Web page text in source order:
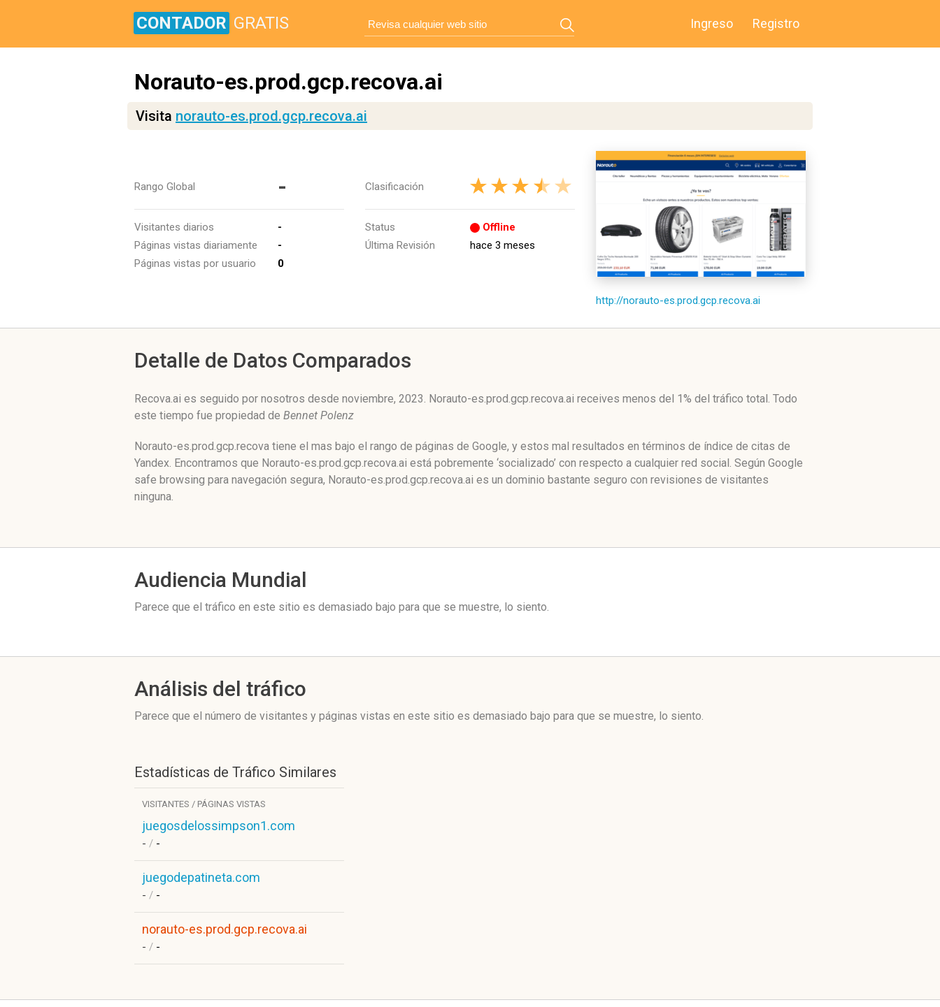
CONTADOR GRATIS Ingreso Registro
Norauto-es.prod.gcp.recova.ai
Visita norauto-es.prod.gcp.recova.ai
Rango Global -
Visitantes diarios
-
Páginas vistas diariamente
-
Páginas vistas por usuario
0
Clasificación
Status
Offline
Última Revisión
hace 3 meses
http://norauto-es.prod.gcp.recova.ai
Detalle de Datos Comparados
Recova.ai es seguido por nosotros desde noviembre, 2023. Norauto-es.prod.gcp.recova.ai receives menos del 1% del tráfico total. Todo
este tiempo fue propiedad de Bennet Polenz
Norauto-es.prod.gcp.recova tiene el mas bajo el rango de páginas de Google, y estos mal resultados en términos de índice de citas de
Yandex. Encontramos que Norauto-es.prod.gcp.recova.ai está pobremente ‘socializado’ con respecto a cualquier red social. Según Google
safe browsing para navegación segura, Norauto-es.prod.gcp.recova.ai es un dominio bastante seguro con revisiones de visitantes
ninguna.
Audiencia Mundial
Parece que el tráfico en este sitio es demasiado bajo para que se muestre, lo siento.
Análisis del tráfico
Parece que el número de visitantes y páginas vistas en este sitio es demasiado bajo para que se muestre, lo siento.
Estadísticas de Tráfico Similares
VISITANTES / PÁGINAS VISTAS
juegosdelossimpson1.com
- / -
juegodepatineta.com
- / -
norauto-es.prod.gcp.recova.ai
- / -